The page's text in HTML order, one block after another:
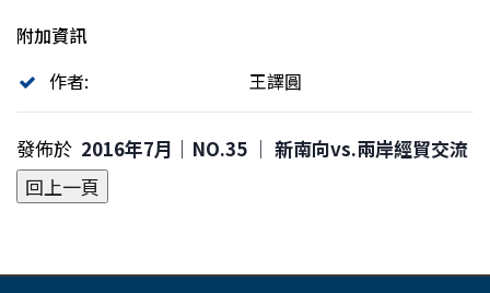
附加資訊
作者:
王譯圓
發佈於 2016年7月｜NO.35 │ 新南向vs.兩岸經貿交流